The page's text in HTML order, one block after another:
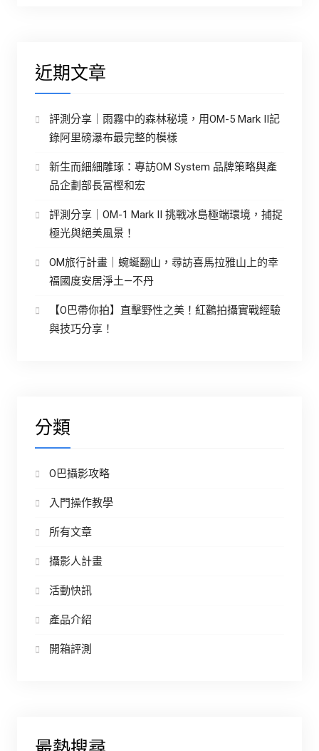
近期文章
評測分享｜雨霧中的森林秘境，用OM-5 Mark II記
錄阿里磅瀑布最完整的模樣
新生而細細雕琢：專訪OM System 品牌策略與產
品企劃部長冨樫和宏
評測分享｜OM-1 Mark II 挑戰冰島極端環境，捕捉
極光與絕美風景！
OM旅行計畫｜蜿蜒翻山，尋訪喜馬拉雅山上的幸
福國度安居淨土—不丹
【O巴帶你拍】直擊野性之美！紅鸛拍攝實戰經驗
與技巧分享！
分類
O巴攝影攻略
入門操作教學
所有文章
攝影人計畫
活動快訊
產品介紹
開箱評測